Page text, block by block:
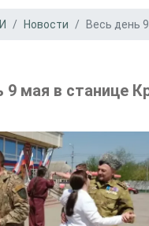
Новости Весь день 9
9 мая в станице